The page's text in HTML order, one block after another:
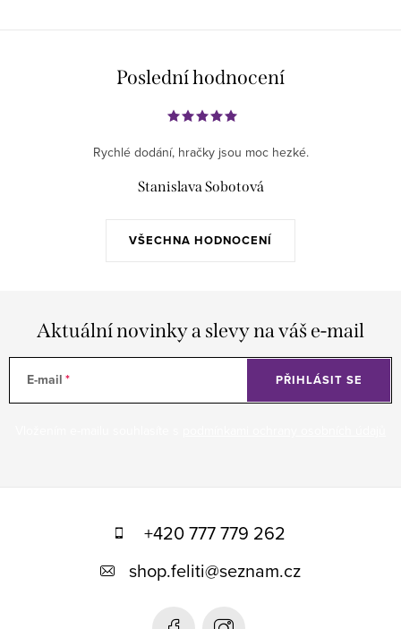
Poslední hodnocení
VŠECHNA HODNOCENÍ
Rychlé dodání, hračky jsou moc hezké.
Stanislava Sobotová
Aktuální novinky a slevy na váš e-mail
E-mail PŘIHLÁSIT SE
+420 777 779 262
shop.feliti@seznam.cz